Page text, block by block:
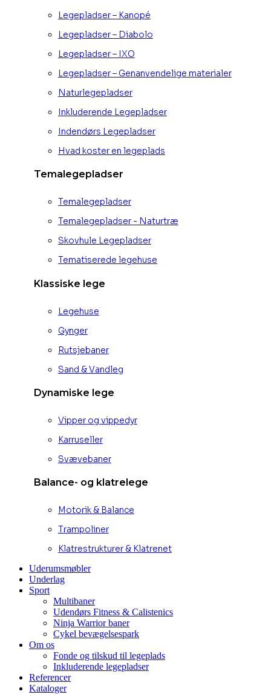
Legepladser – Kanopé
Legepladser – Diabolo
Legepladser – IXO
Legepladser – Genanvendelige materialer
Naturlegepladser
Inkluderende Legepladser
Indendørs Legepladser
Hvad koster en legeplads
Temalegepladser
Temalegepladser
Temalegepladser - Naturtræ
Skovhule Legepladser
Tematiserede legehuse
Klassiske lege
Legehuse
Gynger
Rutsjebaner
Sand & Vandleg
Dynamiske lege
Vipper og vippedyr
Karruseller
Svævebaner
Balance- og klatrelege
Motorik & Balance
Trampoliner
Klatrestrukturer & Klatrenet
Uderumsmøbler
Underlag
Sport
Multibaner
Udendørs Fitness & Calistenics
Ninja Warrior baner
Cykel bevægelsespark
Om os
Fonde og tilskud til legeplads
Inkluderende legepladser
Referencer
Kataloger